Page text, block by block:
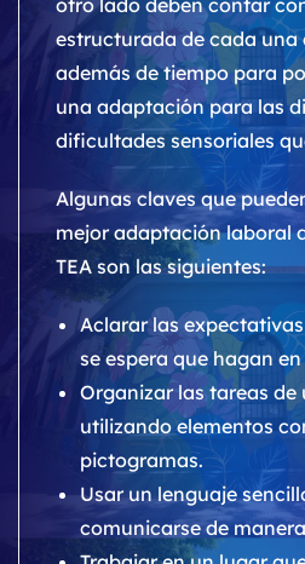
estructurada de cada una
además de tiempo para
una adaptación para las
dificultades sensoriales
Algunas claves que
mejor adaptación laboral
TEA son las siguientes:
Aclarar las
se espera que hagan
Organizar las tareas
utilizando elementos
pictogramas.
Usar un lenguaje
comunicarse de